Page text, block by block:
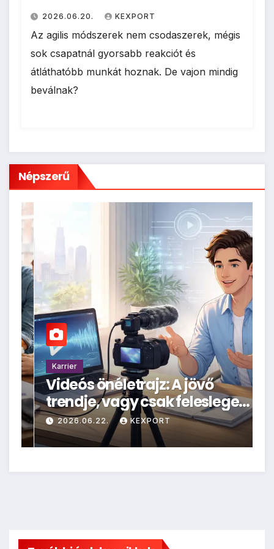
2026.06.20. KEXPORT
Az agilis módszerek nem csodaszerek, mégis
sok csapatnál gyorsabb reakciót és
átláthatóbb munkát hoznak. De vajon mindig
beválnak?
Népszerű
Karrier
Videós önéletrajz: A jövő
trendje, vagy csak felesleges
hűhó?
2026.06.22. KEXPORT